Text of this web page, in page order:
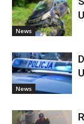
News
News